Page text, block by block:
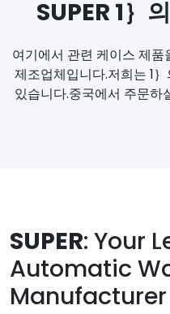
SUPER 1｝
여기에서 관련 케이스 제
제조업체입니다.저희는 1
있습니다.중국에서 주문하
SUPER: Your
Automatic
Manufacturer